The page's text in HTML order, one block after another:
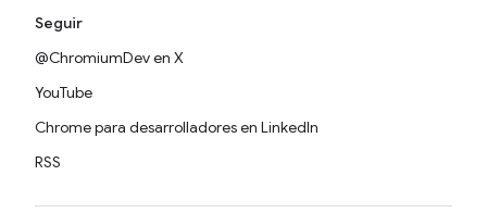
Seguir
@ChromiumDev en X
YouTube
Chrome para desarrolladores en LinkedIn
RSS